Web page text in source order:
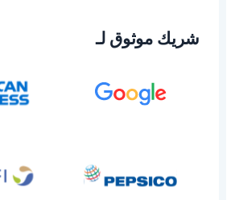
شريك موثوق لـ